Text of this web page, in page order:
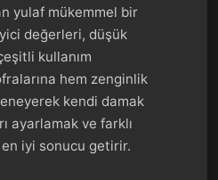
yulaf mükemmel bir
değerleri, düşük
kullanım
hem zenginlik
kendi damak
ayarlamak ve farklı
iyi sonucu getirir.